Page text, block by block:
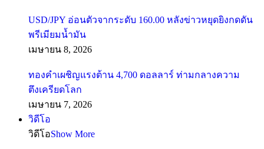
USD/JPY อ่อนตัวจากระดับ 160.00 หลังข่าวหยุดยิงกดดัน
พรีเมียมน้ำมัน
เมษายน 8, 2026
ทองคำเผชิญแรงต้าน 4,700 ดอลลาร์ ท่ามกลางความ
ตึงเครียดโลก
เมษายน 7, 2026
วิดีโอ
วิดีโอShow More